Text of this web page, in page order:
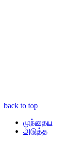
back to top
முந்தைய
அடுத்த